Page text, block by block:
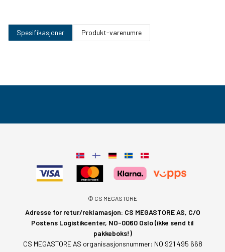
Spesifikasjoner Produkt-varenumre
© CS MEGASTORE
Adresse for retur/reklamasjon: CS MEGASTORE AS, C/O
Postens Logistikcenter, NO-0060 Oslo (ikke send til
pakkeboks!)
CS MEGASTORE AS organisasjonsnummer: NO 921 495 668